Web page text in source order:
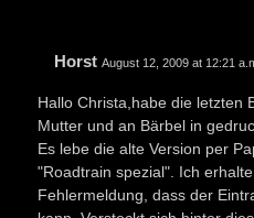
Horst August 12, 2009 at 12:21
Hallo Christa,habe die letzten
Mutter und an Bärbel in
Es lebe die alte Version per
"Roadtrain spezial". Ich
Fehlermeldung, dass der